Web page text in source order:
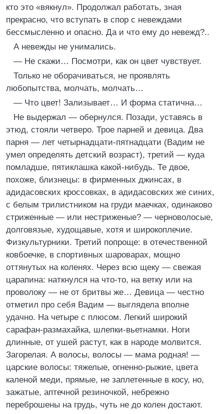
кто это «вякнул». Продолжал работать, зная
прекрасно, что вступать в спор с невеждами
бессмысленно и опасно. Да и что ему до невежд?..
А невежды не унимались.
— Не скажи… Посмотри, как он цвет чувствует.
Только не оборачиваться, не проявлять
любопытства, молчать, молчать…
— Что цвет! Зализывает… И форма статична…
Не выдержал — обернулся. Позади, уставясь в
этюд, стояли четверо. Трое парней и девица. Два
парня — лет четырнадцати-пятнадцати (Вадим не
умел определять детский возраст), третий — куда
помладше, пятиклашка какой-нибудь. Те двое,
похоже, близнецы: в фирменных джинсах, в
адидасовских кроссовках, в адидасовских же синих,
с белым трилистником на груди маечках, одинаково
стриженные — или нестриженые? — черноволосые,
долговязые, худощавые, хотя и широкоплечие.
Физкультурники. Третий попроще: в отечественной
ковбоечке, в спортивных шароварах, мощно
оттянутых на коленях. Через всю щеку — свежая
царапина: наткнулся на что-то, на ветку или на
проволоку — не от бритвы же… Девица — честно
отметил про себя Вадим — выглядела вполне
удачно. На четыре с плюсом. Легкий широкий
сарафан-размахайка, шлепки-вьетнамки. Ноги
длинные, от ушей растут, как в народе молвится.
Загорелая. А волосы, волосы — мама родная! —
царские волосы: тяжелые, огненно-рыжие, цвета
каленой меди, прямые, не заплетенные в косу, но,
зажатые, аптечной резиночкой, небрежно
переброшены на грудь, чуть не до колен достают.